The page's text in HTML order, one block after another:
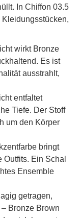
In Chiffon 03.5
wirkt Bronze
Es ist
ausstrahlt,
entfaltet
Tiefe. Der Stoff
um den Körper
bringt
Ein Schal
Ensemble
getragen,
Bronze Brown